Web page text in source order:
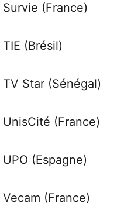
Survie (France)
TIE (Brésil)
TV Star (Sénégal)
UnisCité (France)
UPO (Espagne)
Vecam (France)